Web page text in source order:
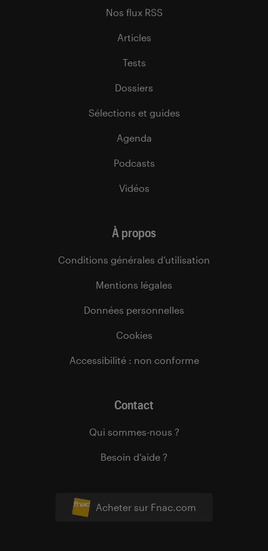
Acheter sur Fnac.com
Nos flux RSS
Articles
Tests
Dossiers
Sélections et guides
Agenda
Podcasts
Vidéos
À propos
Conditions générales d’utilisation
Mentions légales
Données personnelles
Cookies
Accessibilité : non conforme
Contact
Qui sommes-nous ?
Besoin d’aide ?